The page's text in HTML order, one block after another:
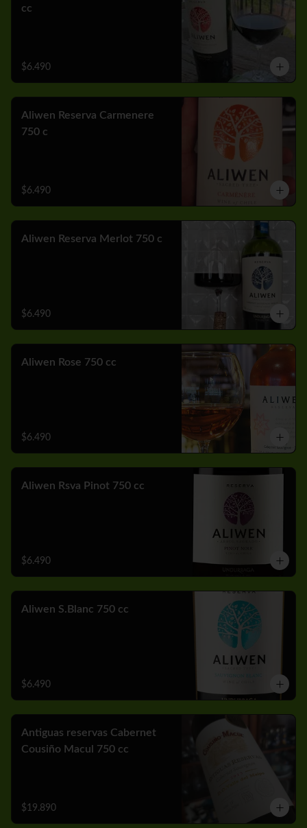
cc
$6.490
Aliwen Reserva Carmenere
750 c
$6.490
Aliwen Reserva Merlot 750 c
$6.490
Aliwen Rose 750 cc
$6.490
Aliwen Rsva Pinot 750 cc
$6.490
Aliwen S.Blanc 750 cc
$6.490
Antiguas reservas Cabernet
Cousiño Macul 750 cc
$19.890